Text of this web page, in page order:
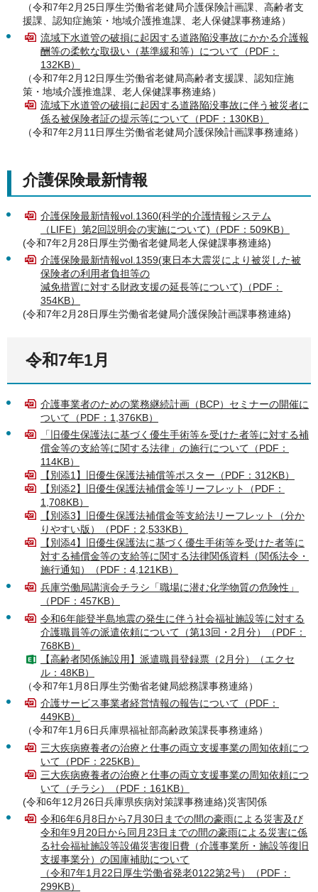
（令和7年2月25日厚生労働省老健局介護保険計画課、高齢者支
援課、認知症施策・地域介護推進課、老人保健課事務連絡）
流域下水道管の破損に起因する道路陥没事故にかかる介護報
酬等の柔軟な取扱い（基準緩和等）について（PDF：
132KB）
（令和7年2月12日厚生労働省老健局高齢者支援課、認知症施
策・地域介護推進課、老人保健課事務連絡）
流域下水道管の破損に起因する道路陥没事故に伴う被災者に
係る被保険者証の提示等について（PDF：130KB）
（令和7年2月11日厚生労働省老健局介護保険計画課事務連絡）
介護保険最新情報
介護保険最新情報vol.1360(科学的介護情報システム
（LIFE）第2回説明会の実施について)（PDF：509KB）
(令和7年2月28日厚生労働省老健局老人保健課事務連絡)
介護保険最新情報vol.1359(東日本大震災により被災した被
保険者の利用者負担等の
減免措置に対する財政支援の延長等について)（PDF：
354KB）
(令和7年2月28日厚生労働省老健局介護保険計画課事務連絡)
令和7年1月
介護事業者のための業務継続計画（BCP）セミナーの開催に
ついて（PDF：1,376KB）
「旧優生保護法に基づく優生手術等を受けた者等に対する補
償金等の支給等に関する法律」の施行について（PDF：
114KB）
【別添1】旧優生保護法補償等ポスター（PDF：312KB）
【別添2】旧優生保護法補償金等リーフレット（PDF：
1,708KB）
【別添3】旧優生保護法補償金等支給法リーフレット（分か
りやすい版）（PDF：2,533KB）
【別添4】旧優生保護法に基づく優生手術等を受けた者等に
対する補償金等の支給等に関する法律関係資料（関係法令・
施行通知）（PDF：4,121KB）
兵庫労働局講演会チラシ「職場に潜む化学物質の危険性」
（PDF：457KB）
令和6年能登半島地震の発生に伴う社会福祉施設等に対する
介護職員等の派遣依頼について（第13回・2月分）（PDF：
768KB）
【高齢者関係施設用】派遣職員登録票（2月分）（エクセ
ル：48KB）
（令和7年1月8日厚生労働省老健局総務課事務連絡）
介護サービス事業者経営情報の報告について（PDF：
449KB）
（令和7年1月6日兵庫県福祉部高齢政策課長事務連絡）
三大疾病療養者の治療と仕事の両立支援事業の周知依頼につ
いて（PDF：225KB）
三大疾病療養者の治療と仕事の両立支援事業の周知依頼につ
いて（チラシ）（PDF：161KB）
(令和6年12月26日兵庫県疾病対策課事務連絡)災害関係
令和6年6月8日から7月30日までの間の豪雨による災害及び
令和年9月20日から同月23日までの間の豪雨による災害に係
る社会福祉施設等設備災害復旧費（介護事業所・施設等復旧
支援事業分）の国庫補助について
（令和7年1月22日厚生労働省発老0122第2号）（PDF：
299KB）